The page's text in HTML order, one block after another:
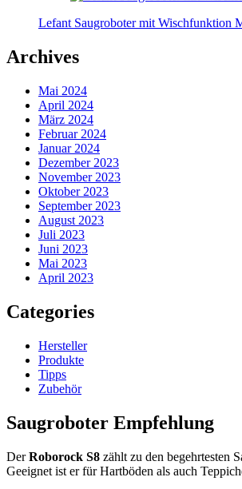
Lefant Saugroboter mit Wischfunktion
Archives
Mai 2024
April 2024
März 2024
Februar 2024
Januar 2024
Dezember 2023
November 2023
Oktober 2023
September 2023
August 2023
Juli 2023
Juni 2023
Mai 2023
April 2023
Categories
Hersteller
Produkte
Tipps
Zubehör
Saugroboter Empfehlung
DerRoborock S8 zählt zu den begehrtesten
Geeignet ist er für Hartböden als auch